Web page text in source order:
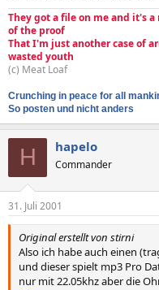
They got a file on me and it's
of the proof
That I'm just another case of
wasted youth
(c) Meat Loaf
Crunching in peace for all
So posten und nicht anders
H hapelo
Commander
31. Juli 2001
Original erstellt von stirni
Also ich habe auch einen
und dieser spielt mp3 Pro
nur mit 22.05khz aber die